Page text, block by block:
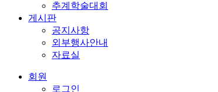
추계학술대회
게시판
공지사항
외부행사안내
자료실
회원
로그인